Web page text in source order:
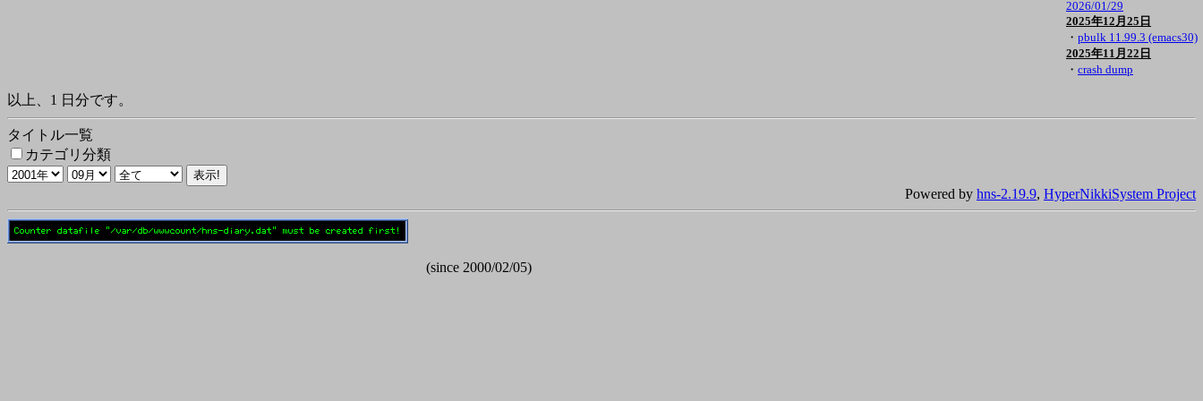
2026/01/29
2025年12月25日
・ pbulk 11.99.3 (emacs30)
2025年11月22日
・ crash dump
以上、1 日分です。
タイトル一覧
カテゴリ分類
Powered by hns-2.19.9, HyperNikkiSystem Project
(since 2000/02/05)